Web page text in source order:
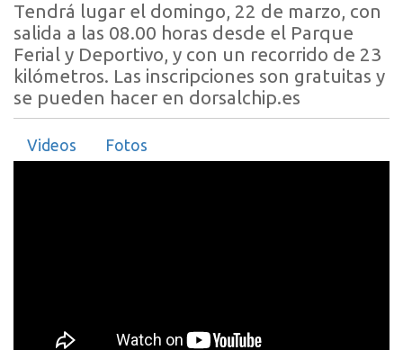
Tendrá lugar el domingo, 22 de marzo, con
salida a las 08.00 horas desde el Parque
Ferial y Deportivo, y con un recorrido de 23
kilómetros. Las inscripciones son gratuitas y
se pueden hacer en dorsalchip.es
Videos Fotos